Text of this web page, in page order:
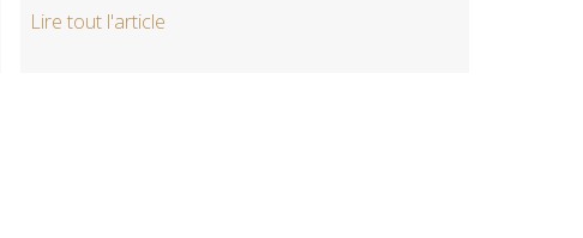
Lire tout l'article